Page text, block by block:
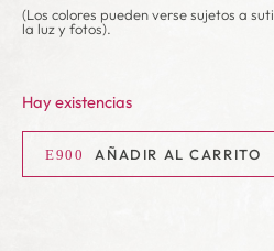
(Los colores pueden verse sujetos a
la luz y fotos).
Hay existencias
AÑADIR AL CARRITO